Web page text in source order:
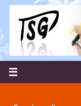
Passer
contenu